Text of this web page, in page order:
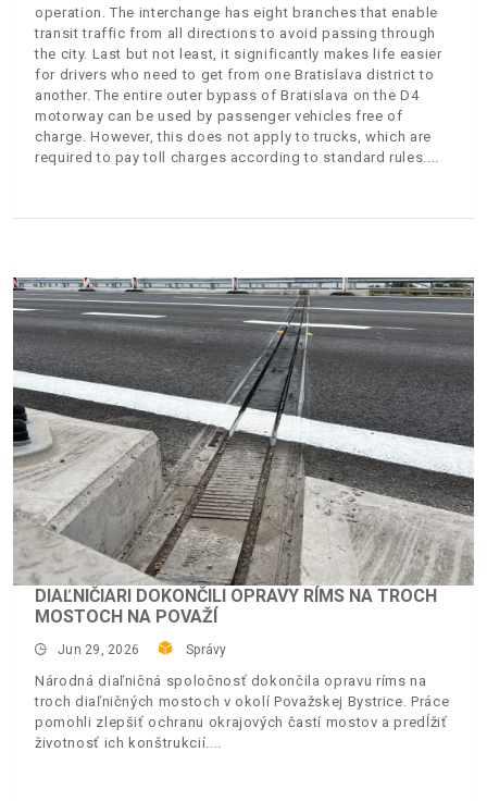
operation. The interchange has eight branches that enable
transit traffic from all directions to avoid passing through
the city. Last but not least, it significantly makes life easier
for drivers who need to get from one Bratislava district to
another. The entire outer bypass of Bratislava on the D4
motorway can be used by passenger vehicles free of
charge. However, this does not apply to trucks, which are
required to pay toll charges according to standard rules.
DIAĽNIČIARI DOKONČILI OPRAVY RÍMS NA TROCH
MOSTOCH NA POVAŽÍ
Jun 29, 2026 Správy
Národná diaľničná spoločnosť dokončila opravu ríms na
troch diaľničných mostoch v okolí Považskej Bystrice. Práce
pomohli zlepšiť ochranu okrajových častí mostov a predĺžiť
životnosť ich konštrukcií.